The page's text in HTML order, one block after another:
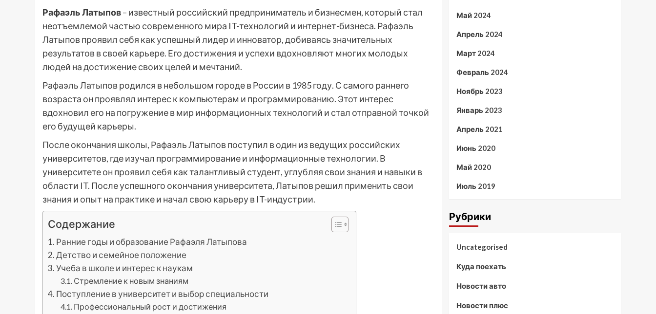
Рафаэль Латыпов– известный российский предприниматель и бизнесмен, который стал
неотъемлемой частью современного мира IT-технологий и интернет-бизнеса. Рафаэль
Латыпов проявил себя как успешный лидер и инноватор, добиваясь значительных
результатов в своей карьере. Его достижения и успехи вдохновляют многих молодых
людей на достижение своих целей и мечтаний.
Рафаэль Латыпов родился в небольшом городе в России в 1985 году. С самого раннего
возраста он проявлял интерес к компьютерам и программированию. Этот интерес
вдохновил его на погружение в мир информационных технологий и стал отправной точкой
его будущей карьеры.
После окончания школы, Рафаэль Латыпов поступил в один из ведущих российских
университетов, где изучал программирование и информационные технологии. В
университете он проявил себя как талантливый студент, углубляя свои знания и навыки в
области IT. После успешного окончания университета, Латыпов решил применить свои
знания и опыт на практике и начал свою карьеру в IT-индустрии.
Содержание
Ранние годы и образование Рафаэля Латыпова
Детство и семейное положение
Учеба в школе и интерес к наукам
Стремление к новым знаниям
Поступление в университет и выбор специальности
Профессиональный рост и достижения
Май 2024
Апрель 2024
Март 2024
Февраль 2024
Ноябрь 2023
Январь 2023
Апрель 2021
Июнь 2020
Май 2020
Июль 2019
Рубрики
Uncategorised
Куда поехать
Новости авто
Новости плюс